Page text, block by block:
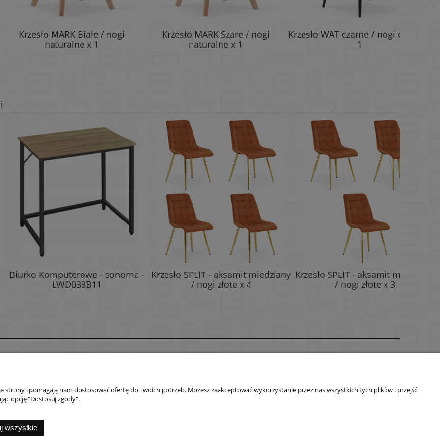
MARK Białe / nogi
naturalne x 1
Krzesło MARK Szare / nogi
naturalne x 1
Krzesło WAT czarne / nogi czarne x
- sonoma -
LWD038B11
Krzesło SPLIT - aksamit miedziany
/ nogi złote x 4
Krzesło SPLIT - aksamit miedziany
/ nogi złote x 3
Czas i koszty dostawy
Czas realizacji zamówienia
Jak kupować?
O firmie
Shoper.pl
strony i pomagają nam dostosować ofertę do Twoich potrzeb. Możesz zaakceptować wykorzystanie przez nas wszystkich tych plików i przejść
opcję "Dostosuj zgody".
wszystkie